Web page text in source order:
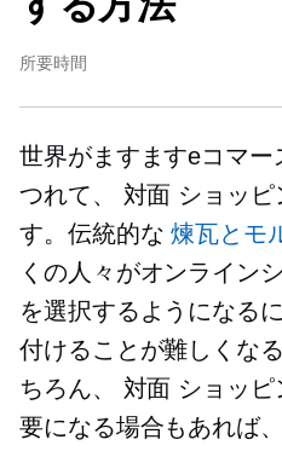
所要時間
世界がますますeコマ
つれて、 対面 ショッピ
す。伝統的な煉瓦とモ
くの人々がオンライン
を選択するようになる
付けることが難しくな
ちろん、 対面 ショッ
要になる場合もあれば